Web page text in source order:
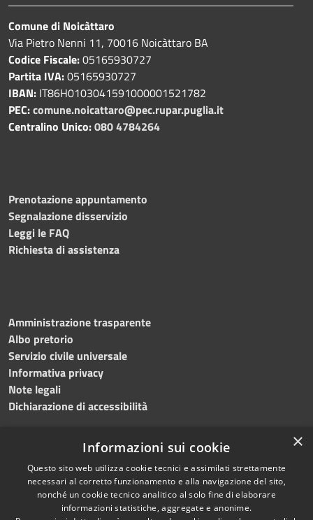
Comune di Noicàttaro
Via Pietro Nenni 11, 70016 Noicàttaro BA
Codice Fiscale:05165930727
Partita IVA:05165930727
IBAN: IT86H0103041591000001521782
PEC:comune.noicattaro@pec.rupar.puglia.it
Centralino Unico:080 4784264
Prenotazione appuntamento
Segnalazione disservizio
Leggi le FAQ
Richiesta di assistenza
Amministrazione trasparente
Albo pretorio
Servizio civile universale
Informativa privacy
Note legali
Dichiarazione di accessibilità
RSS
Accessibilità
Copyright © 2023 •
Comune di Noicàttaro
Powered byMunicipium
×
Informazioni sui cookie
Questo sito web utilizza cookie tecnici e assimilati strettamente
necessari al corretto funzionamento e alla navigazione del sito,
nonché un cookie tecnico analitico al solo fine di elaborare
informazioni statistiche, aggregate e anonime.